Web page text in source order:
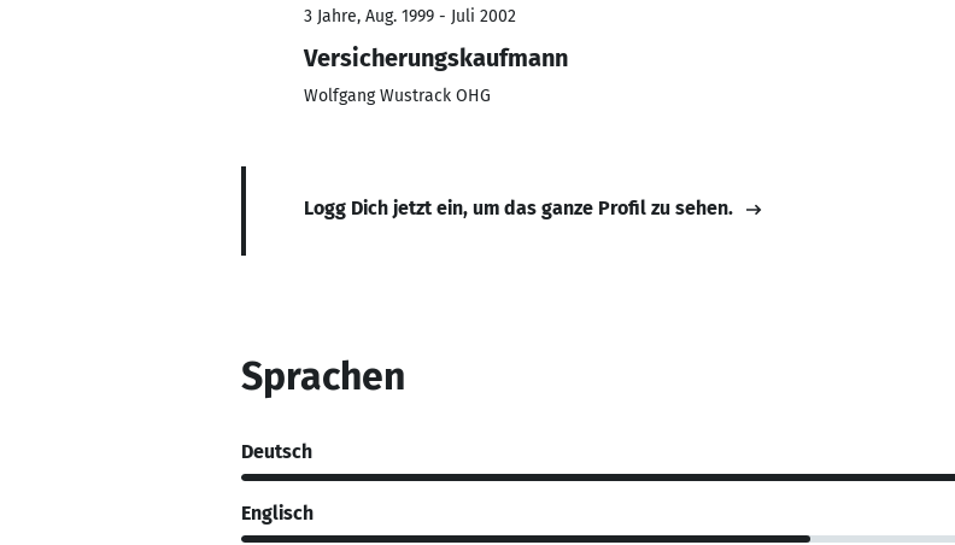
3 Jahre, Aug. 1999 - Juli 2002
Versicherungskaufmann
Wolfgang Wustrack OHG
Logg Dich jetzt ein, um das ganze Profil zu sehen.
Sprachen
Deutsch
Englisch